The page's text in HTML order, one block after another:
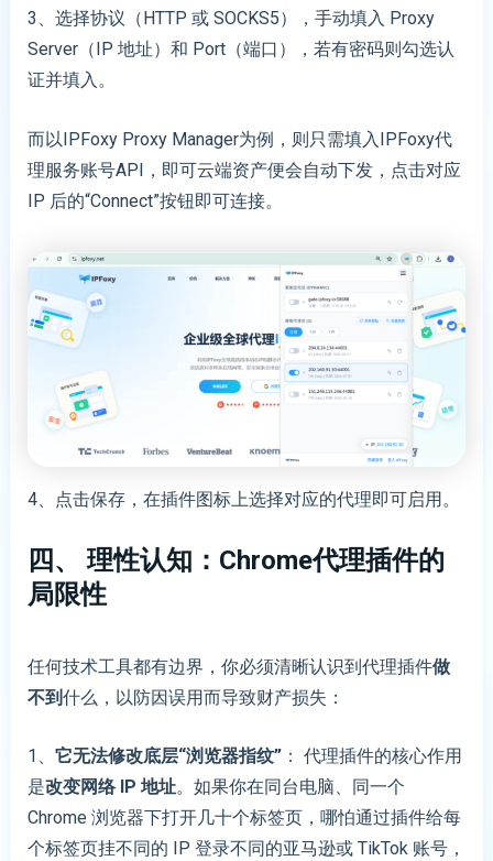
3、选择协议（HTTP 或 SOCKS5），手动填入 Proxy
Server（IP 地址）和 Port（端口），若有密码则勾选认
证并填入。
而以IPFoxy Proxy Manager为例，则只需填入IPFoxy代
理服务账号API，即可云端资产便会自动下发，点击对应
IP 后的“Connect”按钮即可连接。
4、点击保存，在插件图标上选择对应的代理即可启用。
四、 理性认知：Chrome代理插件的
局限性
任何技术工具都有边界，你必须清晰认识到代理插件做
不到什么，以防因误用而导致财产损失：
1、 它无法修改底层“浏览器指纹”： 代理插件的核心作用
是改变网络 IP 地址。如果你在同台电脑、同一个
Chrome 浏览器下打开几十个标签页，哪怕通过插件给每
个标签页挂不同的 IP 登录不同的亚马逊或 TikTok 账号，